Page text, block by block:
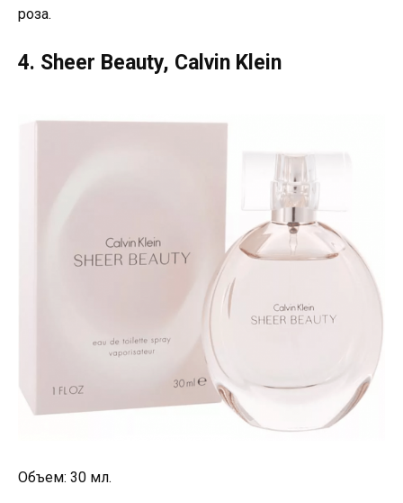
роза.
4. Sheer Beauty, Calvin Klein
Объем: 30 мл.